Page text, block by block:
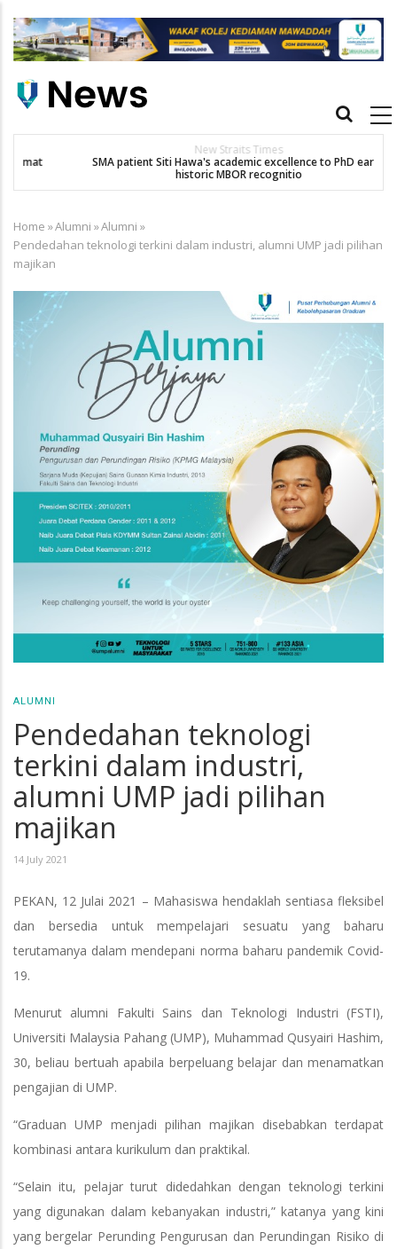
main
Main
New Straits Times
SMA patient Siti Hawa's academic excellence to PhD earns
historic MBOR recognitio
Breadcrumb
Home »Alumni »Alumni »
Pendedahan teknologi terkini dalam industri, alumni UMP jadi pilihan
majikan
ALUMNI
Pendedahan teknologi
terkini dalam industri,
alumni UMP jadi pilihan
majikan
14 July 2021
PEKAN, 12 Julai 2021 – Mahasiswa hendaklah sentiasa fleksibel
dan bersedia untuk mempelajari sesuatu yang baharu
terutamanya dalam mendepani norma baharu pandemik Covid-
19.
Menurut alumni Fakulti Sains dan Teknologi Industri (FSTI),
Universiti Malaysia Pahang (UMP), Muhammad Qusyairi Hashim,
30, beliau bertuah apabila berpeluang belajar dan menamatkan
pengajian di UMP.
“Graduan UMP menjadi pilihan majikan disebabkan terdapat
kombinasi antara kurikulum dan praktikal.
“Selain itu, pelajar turut didedahkan dengan teknologi terkini
yang digunakan dalam kebanyakan industri,” katanya yang kini
yang bergelar Perunding Pengurusan dan Perundingan Risiko di